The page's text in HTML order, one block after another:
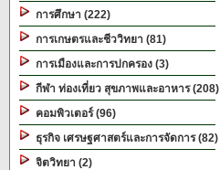
การศึกษา (222)
การเกษตรและชีววิทยา (81)
การเมืองและการปกครอง (3)
กีฬา ท่องเที่ยว สุขภาพและอาหาร (208)
คอมพิวเตอร์ (96)
ธุรกิจ เศรษฐศาสตร์และการจัดการ (82)
จิตวิทยา (2)